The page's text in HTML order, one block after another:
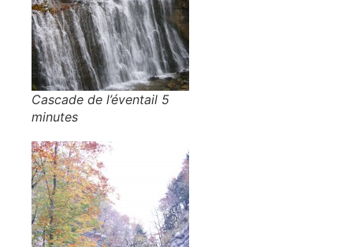
Cascade de l’éventail 5
minutes